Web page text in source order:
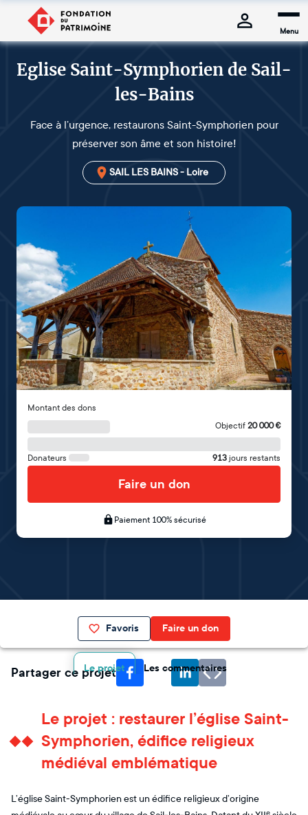
Menu
Eglise Saint-Symphorien de Sail-
les-Bains
Face à l’urgence, restaurons Saint-Symphorien pour
préserver son âme et son histoire!
SAIL LES BAINS - Loire
Montant des dons
Objectif 20 000€
Donateurs 913 jours restants
Faire un don
Paiement 100% sécurisé
Favoris Faire un don
Le projet Les commentaires
Partager ce projet
Le projet : restaurer l’église Saint-
Symphorien, édifice religieux
médiéval emblématique
L’église Saint-Symphorien est un édifice religieux d’origine